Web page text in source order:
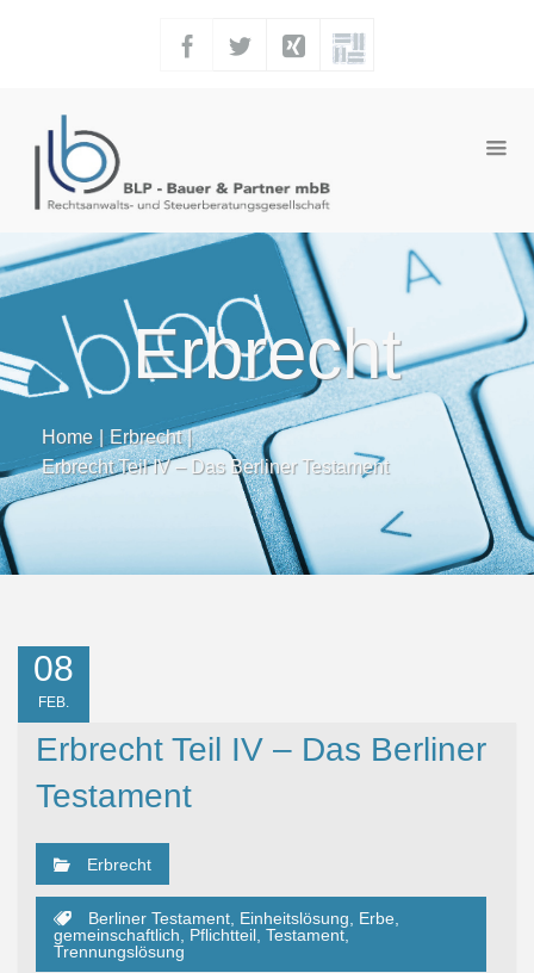
Erbrecht
Home | Erbrecht |
Erbrecht Teil IV – Das Berliner Testament
08
FEB.
Erbrecht Teil IV – Das Berliner
Testament
Erbrecht
Berliner Testament Einheitslösung Erbe
gemeinschaftlich
Pflichtteil Testament
Trennungslösung